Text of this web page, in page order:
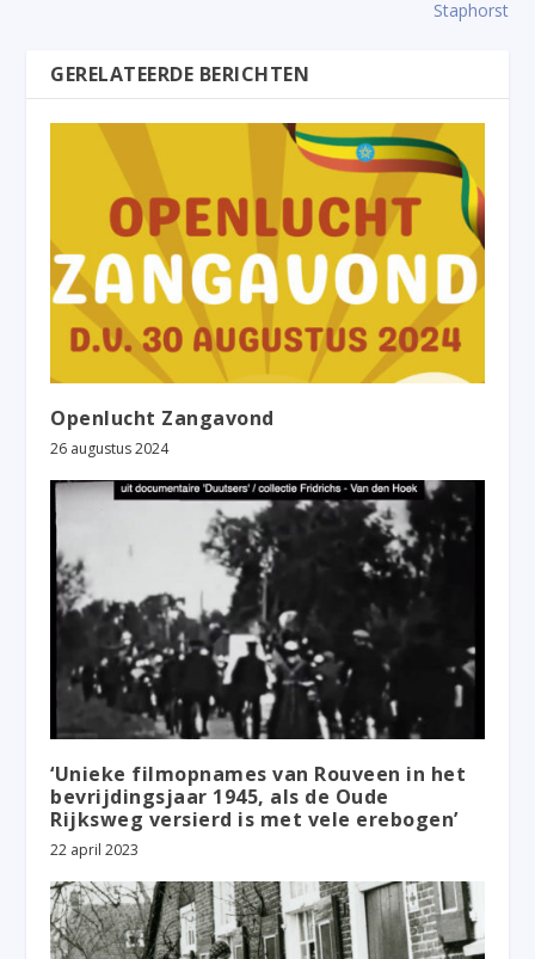
Staphorst
GERELATEERDE BERICHTEN
Openlucht Zangavond
26 augustus 2024
‘Unieke filmopnames van Rouveen in het
bevrijdingsjaar 1945, als de Oude
Rijksweg versierd is met vele erebogen’
22 april 2023